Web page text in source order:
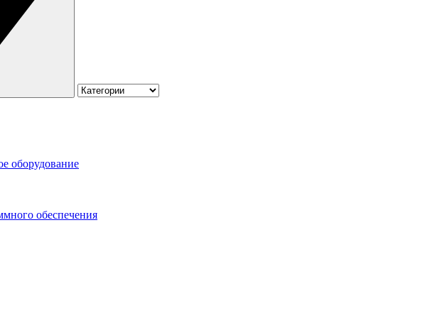
оборудование
обеспечения